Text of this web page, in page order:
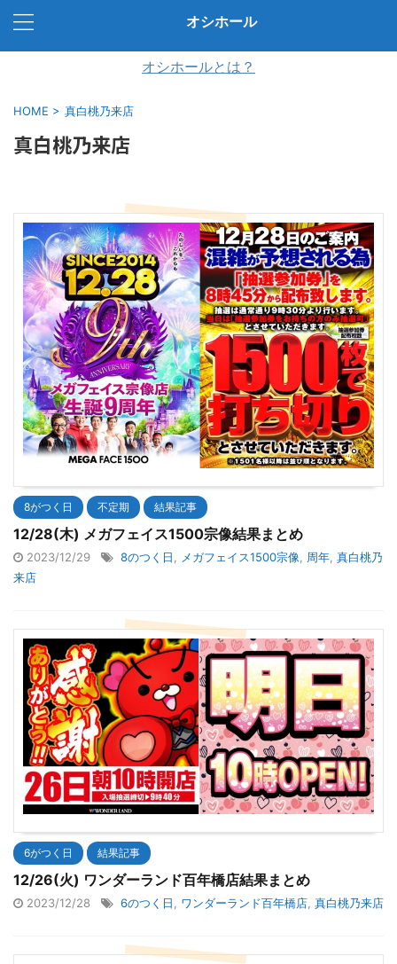
オシホール
オシホールとは？
HOME > 真白桃乃来店
真白桃乃来店
8がつく日 不定期 結果記事
12/28(木) メガフェイス1500宗像結果まとめ
2023/12/29 8のつく日, メガフェイス1500宗像, 周年, 真白桃乃
来店
6がつく日 結果記事
12/26(火) ワンダーランド百年橋店結果まとめ
2023/12/28 6のつく日, ワンダーランド百年橋店, 真白桃乃来店